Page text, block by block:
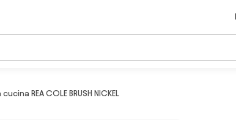
REA COLE BRUSH NICKEL